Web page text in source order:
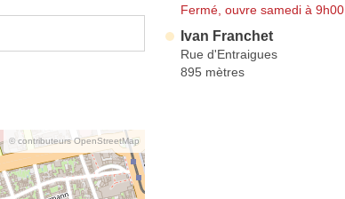
© contributeurs OpenStreetMap
Fermé, ouvre samedi à 9h00
Ivan Franchet
Rue d'Entraigues
895 mètres